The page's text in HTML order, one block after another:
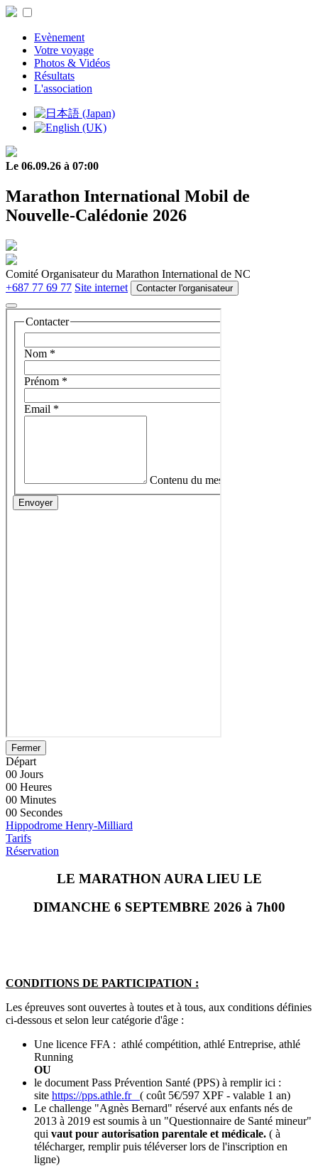
Evènement
Votre voyage
Photos & Vidéos
Résultats
L'association
Le 06.09.26 à 07:00
Marathon International Mobil de
Nouvelle-Calédonie 2026
Comité Organisateur du Marathon International de NC
+687 77 69 77 Site internet Contacter l'organisateur
Fermer
Départ
00 Jours
00 Heures
00 Minutes
00 Secondes
Hippodrome Henry-Milliard
Tarifs
Réservation
LE MARATHON AURA LIEU LE
DIMANCHE 6 SEPTEMBRE 2026 à 7h00
CONDITIONS DE PARTICIPATION :
Les épreuves sont ouvertes à toutes et à tous, aux conditions définies
ci-dessous et selon leur catégorie d'âge :
Une licence FFA : athlé compétition, athlé Entreprise, athlé
Running
OU
le document Pass Prévention Santé (PPS) à remplir ici :
site https://pps.athle.fr ( coût 5€/597 XPF - valable 1 an)
Le challenge "Agnès Bernard" réservé aux enfants nés de
2013 à 2019 est soumis à un "Questionnaire de Santé mineur"
qui vaut pour autorisation parentale et médicale. ( à
télécharger, remplir puis téléverser lors de l'inscription en
ligne)